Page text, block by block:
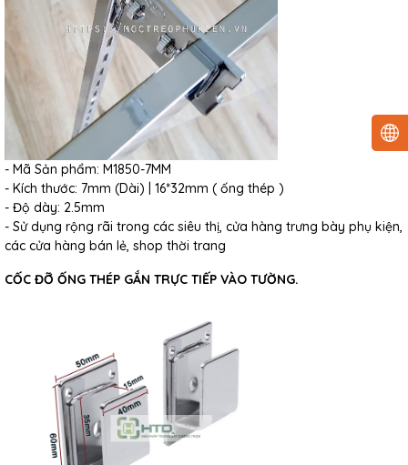
- Mã Sản phẩm: M1850-7MM
- Kích thước: 7mm (Dài) | 16*32mm ( ống thép )
- Độ dày: 2.5mm
- Sử dụng rộng rãi trong các siêu thị, cửa hàng trưng bày phụ kiện,
các cửa hàng bán lẻ, shop thời trang
CỐC ĐỠ ỐNG THÉP GẮN TRỰC TIẾP VÀO TƯỜNG.